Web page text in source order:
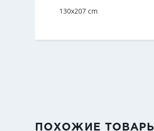
130x207 cm
ПОХОЖИЕ ТОВАРЫ